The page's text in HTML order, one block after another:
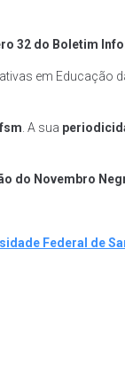
32 do Boletim
em Educação
. A sua
do Novembro
Federal de